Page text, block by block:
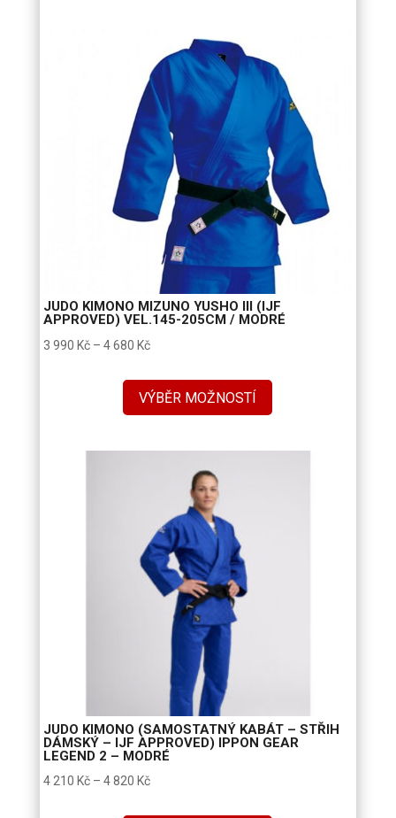
380 Kč
JUDO KIMONO MIZUNO YUSHO III (IJF
APPROVED) VEL.145-205CM / MODRÉ
3 990 Kč – 4 680 KčRozpětí
3
990 Kč
VÝBĚR MOŽNOSTÍ
JUDO KIMONO (SAMOSTATNÝ KABÁT – STŘIH
DÁMSKÝ – IJF APPROVED) IPPON GEAR
LEGEND 2 – MODRÉ
4 210 Kč – 4 820 KčRozpětí